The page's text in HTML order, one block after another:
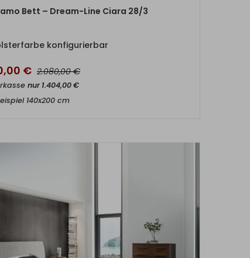
ZUM PRODUKT
Bett – Dream-Line Ciara 28/3
konfigurierbar
€ 2.080,00€
nur1.404,00€
140x200 cm